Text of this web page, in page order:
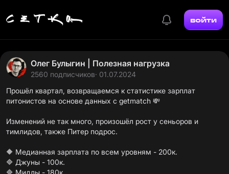
войти
Олег Булыгин | Полезная нагрузка
2560 подписчиков· 01.07.2024
Прошёл квартал, возвращаемся к статистике зарплат
питонистов на основе данных с getmatch 💸
Изменений не так много, произошёл рост у сеньоров и
тимлидов, также Питер подрос.
🔶 Медианная зарплата по всем уровням - 200к.
🔷 Джуны - 100к.
🔷 Мидлы - 180к.